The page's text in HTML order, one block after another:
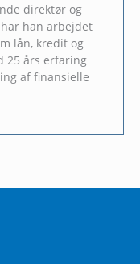
direktør og
han arbejdet
lån, kredit og
25 års erfaring
af finansielle